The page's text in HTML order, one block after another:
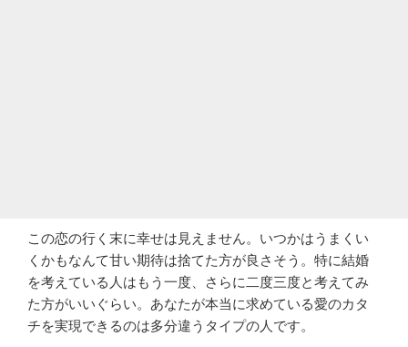
この恋の行く末に幸せは見えません。いつかはうまくい
くかもなんて甘い期待は捨てた方が良さそう。特に結婚
を考えている人はもう一度、さらに二度三度と考えてみ
た方がいいぐらい。あなたが本当に求めている愛のカタ
チを実現できるのは多分違うタイプの人です。